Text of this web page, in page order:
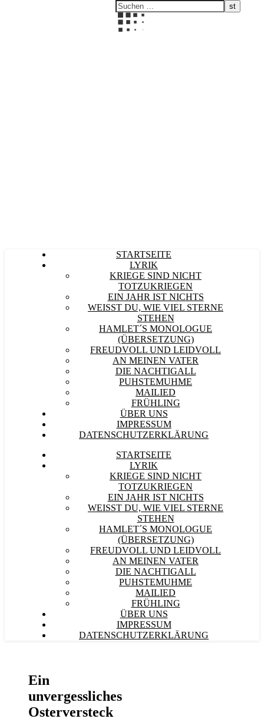
STARTSEITE
LYRIK
KRIEGE SIND NICHT
TOTZUKRIEGEN
EIN JAHR IST NICHTS
WEISST DU, WIE VIEL STERNE S
TEHEN
HAMLET´S MONOLOGUE
(ÜBERSETZUNG)
FREUDVOLL UND LEIDVOLL
AN MEINEN VATER
DIE NACHTIGALL
PUHSTEMUHME
MAILIED
FRÜHLING
ÜBER UNS
IMPRESSUM
DATENSCHUTZERKLÄRUNG
STARTSEITE
LYRIK
KRIEGE SIND NICHT
TOTZUKRIEGEN
EIN JAHR IST NICHTS
WEISST DU, WIE VIEL STERNE S
TEHEN
HAMLET´S MONOLOGUE
(ÜBERSETZUNG)
FREUDVOLL UND LEIDVOLL
AN MEINEN VATER
DIE NACHTIGALL
PUHSTEMUHME
MAILIED
FRÜHLING
ÜBER UNS
IMPRESSUM
DATENSCHUTZERKLÄRUNG
Ein
unvergessliches
Osterversteck